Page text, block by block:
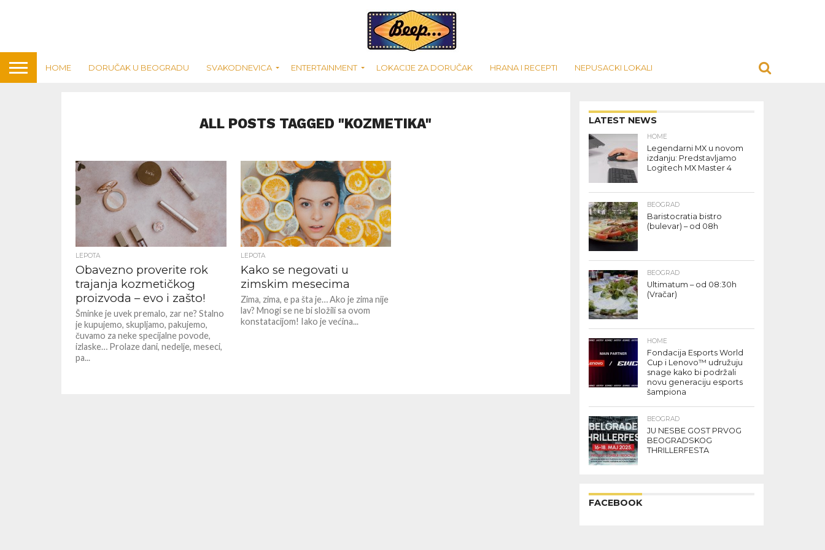
HOME DORUČAK U BEOGRADU SVAKODNEVICA ENTERTAINMENT LOKACIJE ZA DORUČAK HRANA I RECEPTI NEPUSACKI LOKALI
ALL POSTS TAGGED "KOZMETIKA"
LEPOTA
Obavezno proverite rok
trajanja kozmetičkog
proizvoda – evo i zašto!
Šminke je uvek premalo, zar ne? Stalno
je kupujemo, skupljamo, pakujemo,
čuvamo za neke specijalne povode,
izlaske… Prolaze dani, nedelje, meseci,
pa...
LEPOTA
Kako se negovati u
zimskim mesecima
Zima, zima, e pa šta je… Ako je zima nije
lav? Mnogi se ne bi složili sa ovom
konstatacijom! Iako je većina...
LATEST NEWS
HOME
Legendarni MX u novom
izdanju: Predstavljamo
Logitech MX Master 4
BEOGRAD
Baristocratia bistro
(bulevar) – od 08h
BEOGRAD
Ultimatum – od 08:30h
(Vračar)
HOME
Fondacija Esports World
Cup i Lenovo™ udružuju
snage kako bi podržali
novu generaciju esports
šampiona
BEOGRAD
JU NESBE GOST PRVOG
BEOGRADSKOG
THRILLERFESTA
FACEBOOK